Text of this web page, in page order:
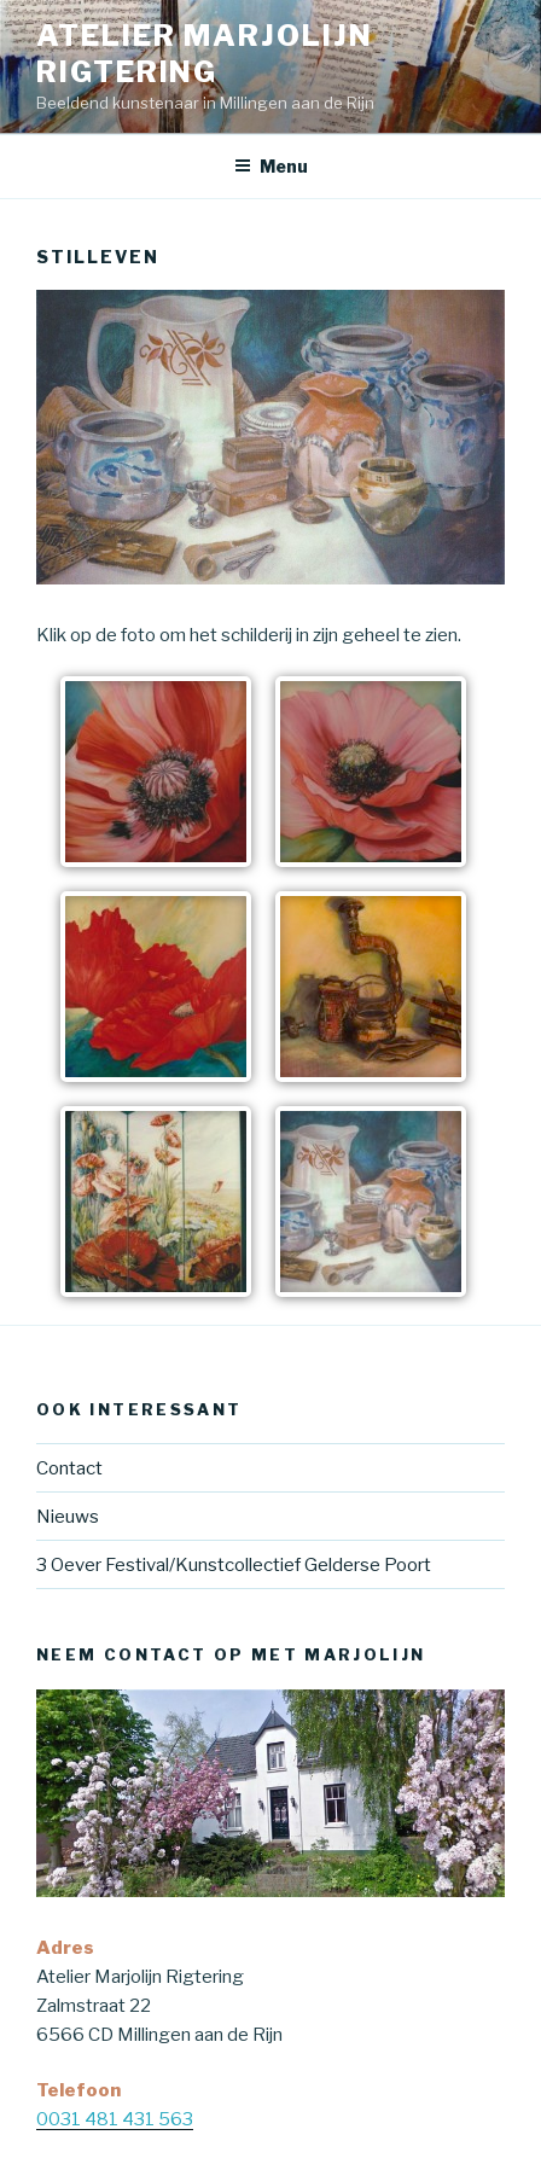
Skip
to
content
ATELIER MARJOLIJN
RIGTERING
Beeldend kunstenaar in Millingen aan de Rijn
Menu
STILLEVEN
Klik op de foto om het schilderij in zijn geheel te zien.
OOK INTERESSANT
Contact
Nieuws
3 Oever Festival/Kunstcollectief Gelderse Poort
NEEM CONTACT OP MET MARJOLIJN
Adres
Atelier Marjolijn Rigtering
Zalmstraat 22
6566 CD Millingen aan de Rijn
Telefoon
0031 481 431 563